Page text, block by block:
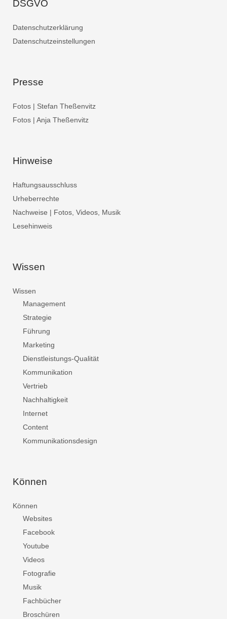
DSGVO
Datenschutzerklärung
Datenschutzeinstellungen
Presse
Fotos | Stefan Theßenvitz
Fotos | Anja Theßenvitz
Hinweise
Haftungsausschluss
Urheberrechte
Nachweise | Fotos, Videos, Musik
Lesehinweis
Wissen
Wissen
Management
Strategie
Führung
Marketing
Dienstleistungs-Qualität
Kommunikation
Vertrieb
Nachhaltigkeit
Internet
Content
Kommunikationsdesign
Können
Können
Websites
Facebook
Youtube
Videos
Fotografie
Musik
Fachbücher
Broschüren